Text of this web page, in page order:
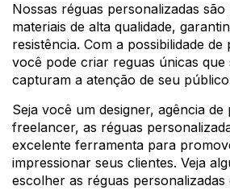
Nossas réguas personalizadas
materiais de alta qualidade,
resistência. Com a possibilidade
você pode criar reguas únicas que
capturam a atenção de seu
Seja você um designer, agência de
freelancer, as réguas
excelente ferramenta para
impressionar seus clientes. Veja
escolher as réguas personalizadas